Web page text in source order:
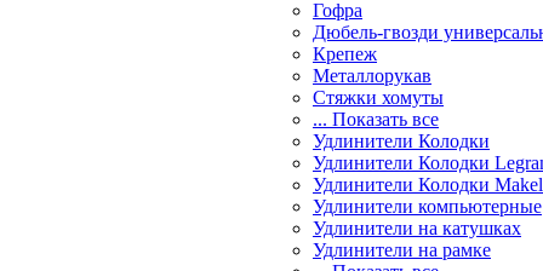
Гофра
Дюбель-гвозди
Крепеж
Металлорукав
Стяжки хомуты
... Показать все
Удлинители Колодки
Удлинители Колодки
Удлинители Колодки Makel
Удлинители компьютерные
Удлинители на катушках
Удлинители на рамке